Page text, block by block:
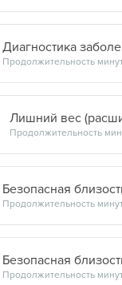
Диагностика
Лишний вес
Безопасная
Безопасная